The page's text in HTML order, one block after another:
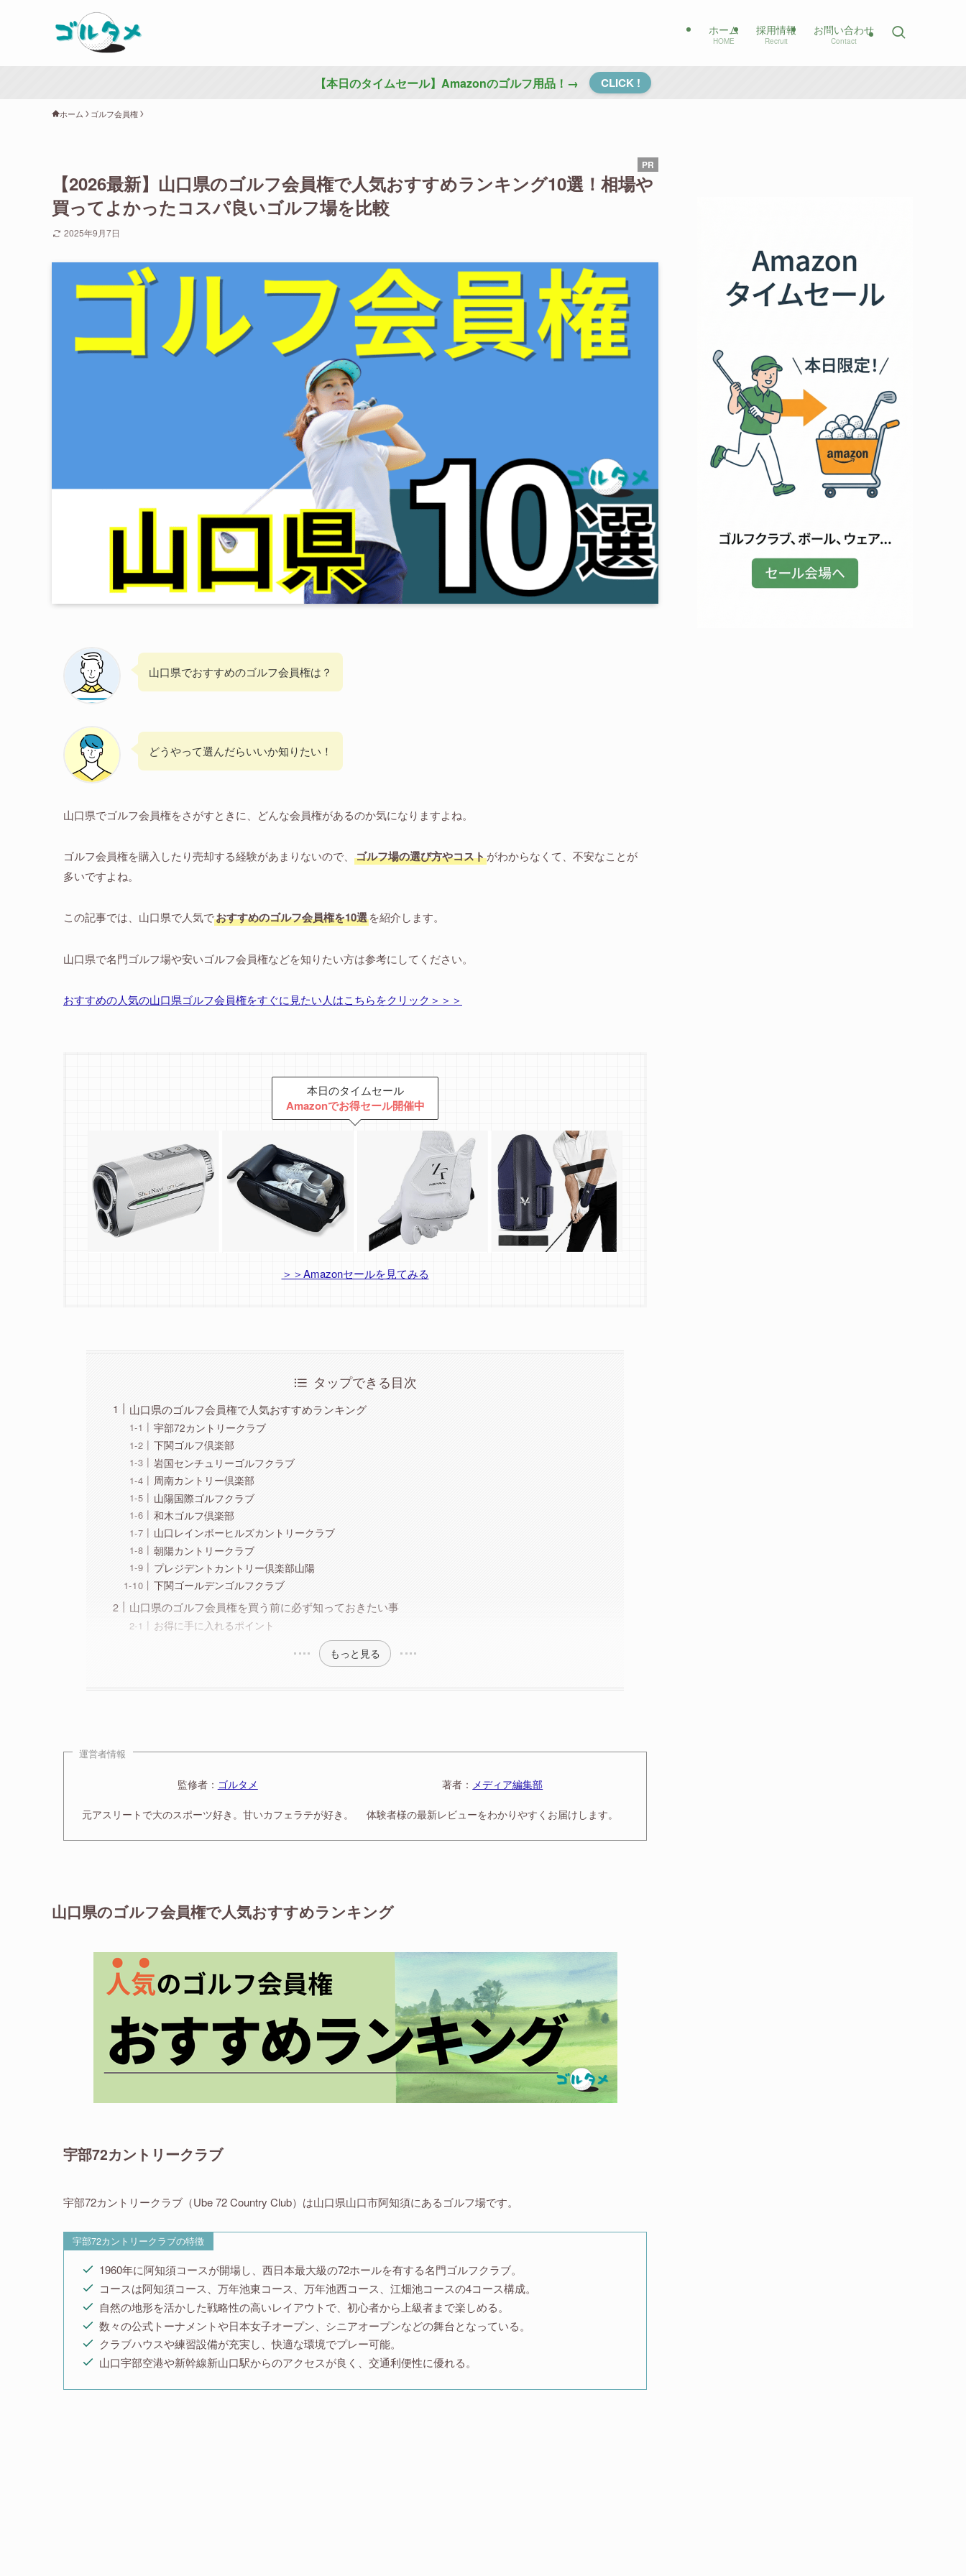
ホーム
HOME
採用情報
Recruit
お問い合わせ
Contact
【本日のタイムセール】Amazonのゴルフ用品！→ CLICK !
ホーム ゴルフ会員権
【2026最新】山口県のゴルフ会員権で人気おすすめランキング10選！相場や
買ってよかったコスパ良いゴルフ場を比較
2025年9月7日
山口県でおすすめのゴルフ会員権は？
どうやって選んだらいいか知りたい！
山口県でゴルフ会員権をさがすときに、どんな会員権があるのか気になりますよね。
ゴルフ会員権を購入したり売却する経験があまりないので、 ゴルフ場の選び方やコストがわからなくて、不安なことが
多いですよね。
この記事では、山口県で人気でおすすめのゴルフ会員権を10選を紹介します。
山口県で名門ゴルフ場や安いゴルフ会員権などを知りたい方は参考にしてください。
おすすめの人気の山口県ゴルフ会員権をすぐに見たい人はこちらをクリック＞＞＞
本日のタイムセール
Amazonでお得セール開催中
＞＞Amazonセールを見てみる
タップできる目次
山口県のゴルフ会員権で人気おすすめランキング
宇部72カントリークラブ
下関ゴルフ倶楽部
岩国センチュリーゴルフクラブ
周南カントリー倶楽部
山陽国際ゴルフクラブ
和木ゴルフ倶楽部
山口レインボーヒルズカントリークラブ
朝陽カントリークラブ
プレジデントカントリー倶楽部山陽
下関ゴールデンゴルフクラブ
山口県のゴルフ会員権を買う前に必ず知っておきたい事
お得に手に入れるポイント
もっと見る
運営者情報
監修者： ゴルタメ
元アスリートで大のスポーツ好き。甘いカフェラテが好き。
著者： メディア編集部
体験者様の最新レビューをわかりやすくお届けします。
山口県のゴルフ会員権で人気おすすめランキング
宇部72カントリークラブ
宇部72カントリークラブ（Ube 72 Country Club）は山口県山口市阿知須にあるゴルフ場です。
宇部72カントリークラブの特徴
1960年に阿知須コースが開場し、西日本最大級の72ホールを有する名門ゴルフクラブ。
コースは阿知須コース、万年池東コース、万年池西コース、江畑池コースの4コース構成。
自然の地形を活かした戦略性の高いレイアウトで、初心者から上級者まで楽しめる。
数々の公式トーナメントや日本女子オープン、シニアオープンなどの舞台となっている。
クラブハウスや練習設備が充実し、快適な環境でプレー可能。
山口宇部空港や新幹線新山口駅からのアクセスが良く、交通利便性に優れる。